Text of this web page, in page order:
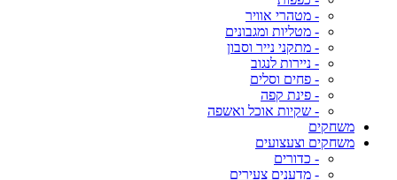
- מטהרי אוויר
- מטליות ומגבונים
- מתקני נייר וסבון
- ניירות לנגוב
- פחים וסלים
- פינת קפה
- שקיות אוכל ואשפה
משחקים
משחקים וצעצועים
- כדורים
- מדענים צעירים